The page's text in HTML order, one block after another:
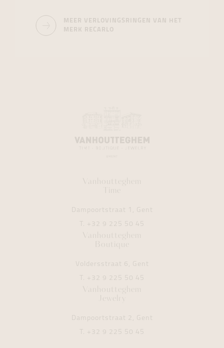
MEER VERLOVINGSRINGEN VAN HET
MERK RECARLO
Vanhoutteghem
Time
Dampoortstraat 1, Gent
T. +32 9 225 50 45
Vanhoutteghem
Boutique
Voldersstraat 6, Gent
T. +32 9 225 50 45
Vanhoutteghem
Jewelry
Dampoortstraat 2, Gent
T. +32 9 225 50 45